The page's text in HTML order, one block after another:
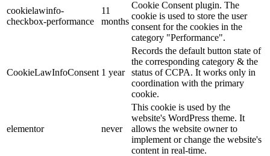
cookielawinfo-
checkbox-performance
11
months
Cookie Consent plugin. The
cookie is used to store the user
consent for the cookies in the
category "Performance".
CookieLawInfoConsent 1 year
Records the default button state of
the corresponding category & the
status of CCPA. It works only in
coordination with the primary
cookie.
elementor never
This cookie is used by the
website's WordPress theme. It
allows the website owner to
implement or change the website's
content in real-time.